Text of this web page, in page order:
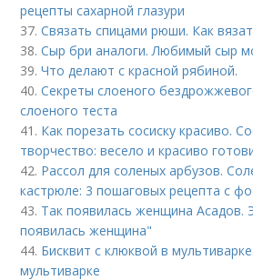
рецепты сахарной глазури
37.Связать спицами рюши. Как
38.Сыр бри аналоги. Любимый сыр
39.Что делают с красной рябиной.
40.Секреты слоеного
слоеного теста
41. Как порезать сосиску красиво.
творчество: весело и красиво
42. Рассол для соленых арбузов.
кастрюле: 3 пошаговых рецепта с
43. Так появилась женщина Асадов.
появилась женщина"
44. Бисквит с клюквой в
мультиварке